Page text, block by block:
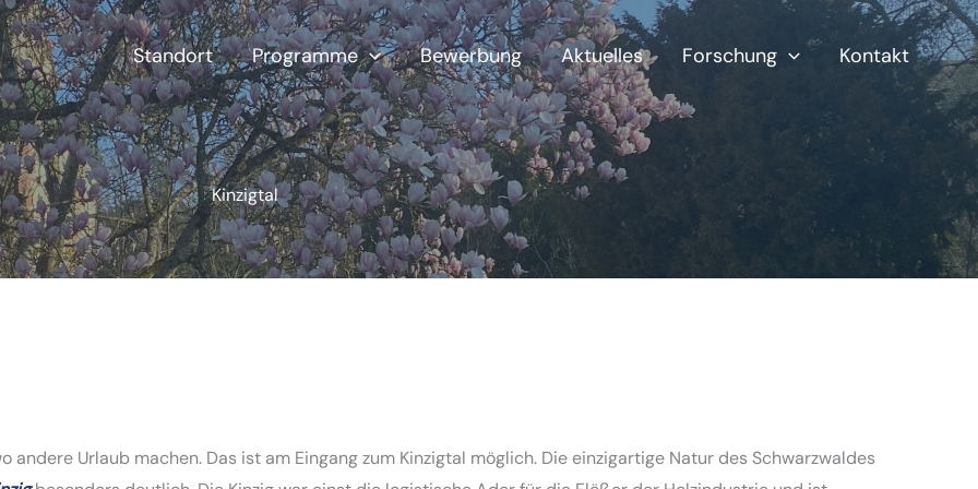
Standort Programme Bewerbung Aktuelles Forschung Kontakt
Kinzigtal
Urlaub machen. Das ist am Eingang zum Kinzigtal möglich. Die einzigartige Natur des Schwarzwaldes